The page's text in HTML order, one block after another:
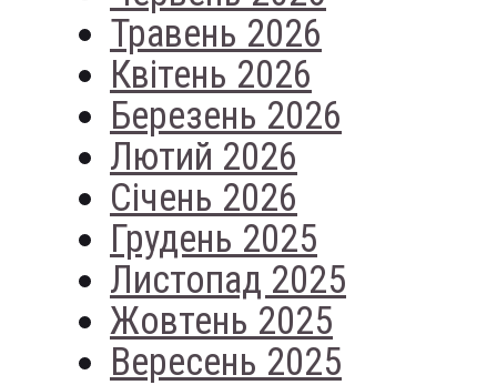
Травень 2026
Квітень 2026
Березень 2026
Лютий 2026
Січень 2026
Грудень 2025
Листопад 2025
Жовтень 2025
Вересень 2025